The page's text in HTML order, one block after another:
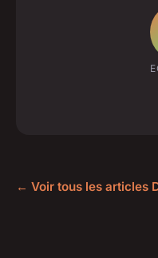
← Voir tous les articles